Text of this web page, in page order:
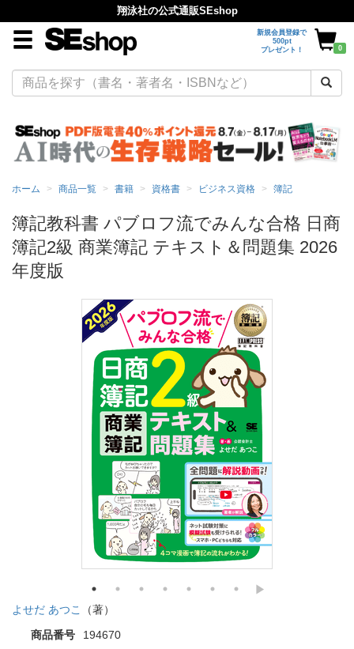
翔泳社の公式通販SEshop
新規会員登録で
500pt
プレゼント！
0
ホーム 商品一覧 書籍 資格書 ビジネス資格 簿記
簿記教科書 パブロフ流でみんな合格 日商
簿記2級 商業簿記 テキスト＆問題集 2026
年度版
よせだ あつこ
（著）
商品番号
194670